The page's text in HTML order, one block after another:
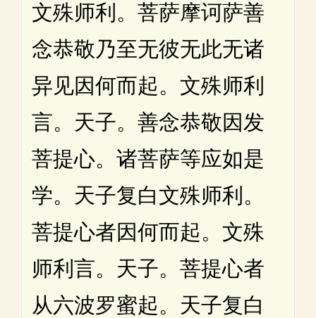
文殊师利。菩萨摩诃萨善
念恭敬乃至无彼无此无诸
异见因何而起。文殊师利
言。天子。善念恭敬因发
菩提心。诸菩萨等应如是
学。天子复白文殊师利。
菩提心者因何而起。文殊
师利言。天子。菩提心者
从六波罗蜜起。天子复白